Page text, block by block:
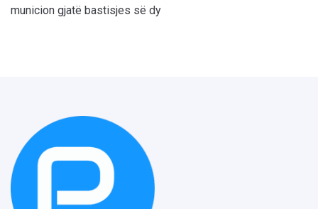
municion gjatë bastisjes së dy